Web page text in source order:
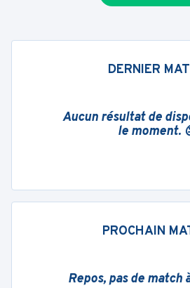
DERNIER
Aucun résultat de
le moment.
PROCHAIN
Repos, pas de match